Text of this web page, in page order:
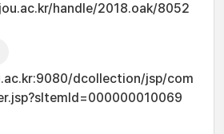
handle/2018.oak/8052
dcollection/jsp/com